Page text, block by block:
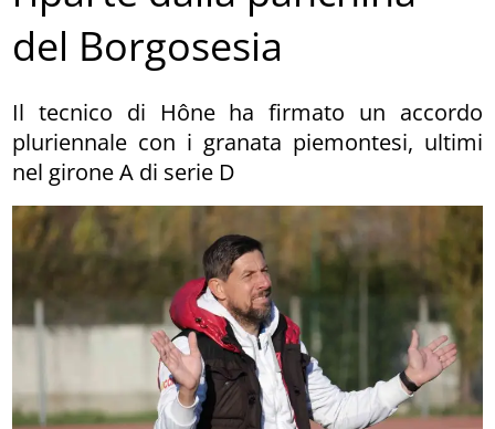
del Borgosesia
Il tecnico di Hône ha firmato un accordo
pluriennale con i granata piemontesi, ultimi
nel girone A di serie D